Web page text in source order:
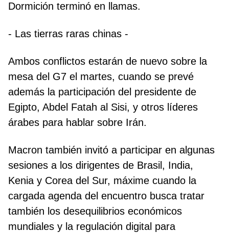
Dormición terminó en llamas.
- Las tierras raras chinas -
Ambos conflictos estarán de nuevo sobre la
mesa del G7 el martes, cuando se prevé
además la participación del presidente de
Egipto, Abdel Fatah al Sisi, y otros líderes
árabes para hablar sobre Irán.
Macron también invitó a participar en algunas
sesiones a los dirigentes de Brasil, India,
Kenia y Corea del Sur, máxime cuando la
cargada agenda del encuentro busca tratar
también los desequilibrios económicos
mundiales y la regulación digital para